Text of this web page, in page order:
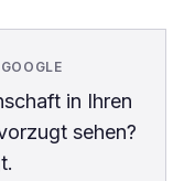
in Ihren
sehen?